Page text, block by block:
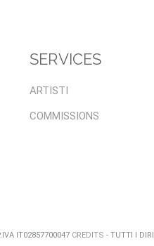
SERVICES
ARTISTI
COMMISSIONS
IT02857700047 CREDITS - TUTTI I